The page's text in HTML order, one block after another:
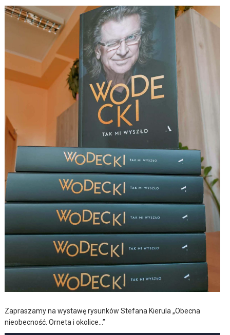
Zapraszamy na wystawę rysunków Stefana Kierula „Obecna
nieobecność. Orneta i okolice…”